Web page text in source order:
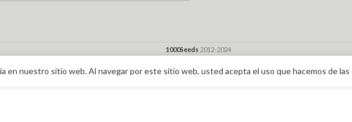
1000Seeds 2012-2024
en nuestro sitio web. Al navegar por este sitio web, usted acepta el uso que hacemos de las